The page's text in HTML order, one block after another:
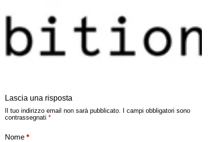
Lascia una risposta
Il tuo indirizzo email non sarà pubblicato.
I campi obbligatori sono
contrassegnati *
Nome *